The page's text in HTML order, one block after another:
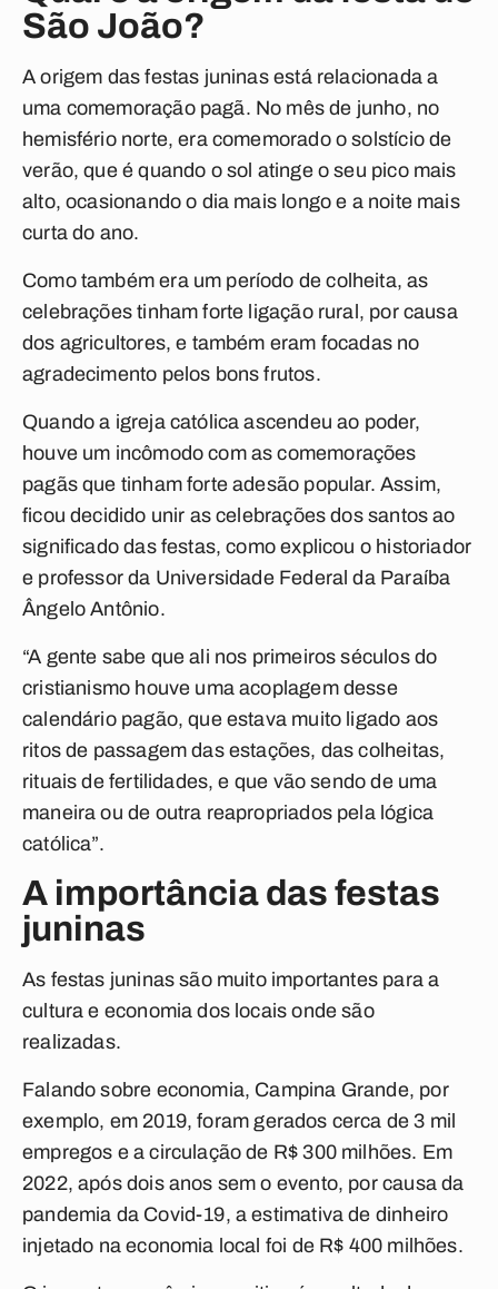
São João?
A origem das festas juninas está relacionada a
uma comemoração pagã. No mês de junho, no
hemisfério norte, era comemorado o solstício de
verão, que é quando o sol atinge o seu pico mais
alto, ocasionando o dia mais longo e a noite mais
curta do ano.
Como também era um período de colheita, as
celebrações tinham forte ligação rural, por causa
dos agricultores, e também eram focadas no
agradecimento pelos bons frutos.
Quando a igreja católica ascendeu ao poder,
houve um incômodo com as comemorações
pagãs que tinham forte adesão popular. Assim,
ficou decidido unir as celebrações dos santos ao
significado das festas, como explicou o historiador
e professor da Universidade Federal da Paraíba
Ângelo Antônio.
“A gente sabe que ali nos primeiros séculos do
cristianismo houve uma acoplagem desse
calendário pagão, que estava muito ligado aos
ritos de passagem das estações, das colheitas,
rituais de fertilidades, e que vão sendo de uma
maneira ou de outra reapropriados pela lógica
católica”.
A importância das festas
juninas
As festas juninas são muito importantes para a
cultura e economia dos locais onde são
realizadas.
Falando sobre economia, Campina Grande, por
exemplo, em 2019, foram gerados cerca de 3 mil
empregos e a circulação de R$ 300 milhões. Em
2022, após dois anos sem o evento, por causa da
pandemia da Covid-19, a estimativa de dinheiro
injetado na economia local foi de R$ 400 milhões.